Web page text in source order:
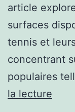
article
surfaces
tennis et
concentrant
populaires
la lecture